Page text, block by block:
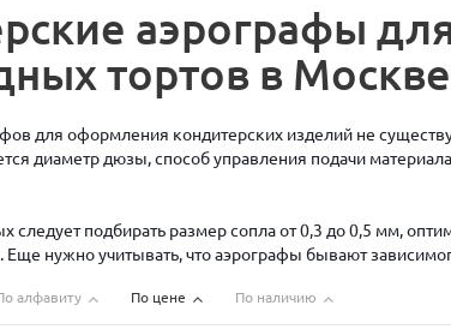
аэрографы
тортов в Москве
для оформления кондитерских изделий не
диаметр дюзы, способ управления подачи
следует подбирать размер сопла от 0,3 до 0,5 мм,
Еще нужно учитывать, что аэрографы бывают
алфавиту По цене По наличию